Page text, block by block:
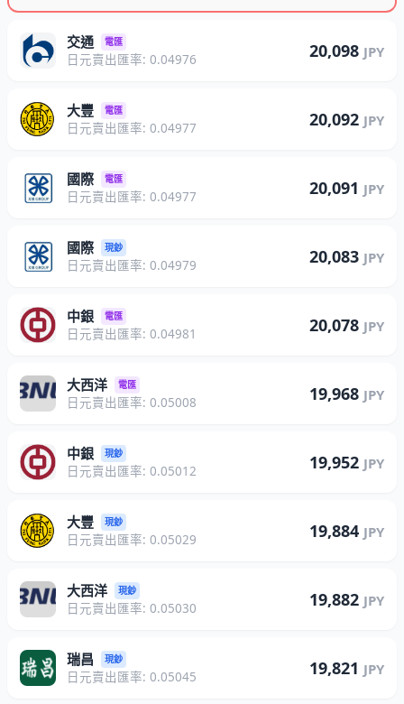
交通 電匯
日元賣出匯率: 0.04976 20,098 JPY
大豐 電匯
日元賣出匯率: 0.04977 20,092 JPY
國際 電匯
日元賣出匯率: 0.04977 20,091 JPY
國際 現鈔
日元賣出匯率: 0.04979 20,083 JPY
中銀 電匯
日元賣出匯率: 0.04981 20,078 JPY
大西洋 電匯
日元賣出匯率: 0.05008 19,968 JPY
中銀 現鈔
日元賣出匯率: 0.05012 19,952 JPY
大豐 現鈔
日元賣出匯率: 0.05029 19,884 JPY
大西洋 現鈔
日元賣出匯率: 0.05030 19,882 JPY
瑞昌 現鈔
日元賣出匯率: 0.05045 19,821 JPY